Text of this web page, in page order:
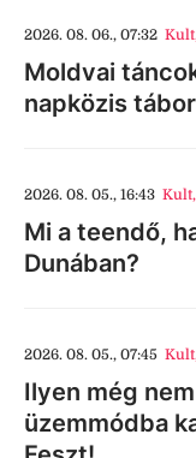
2026. 08. 06., 07:32 Kult
Moldvai
napközis
2026. 08. 05., 16:43 Kult,
Mi a teendő,
Dunában?
2026. 08. 05., 07:45 Kult
Ilyen még
üzemmódba